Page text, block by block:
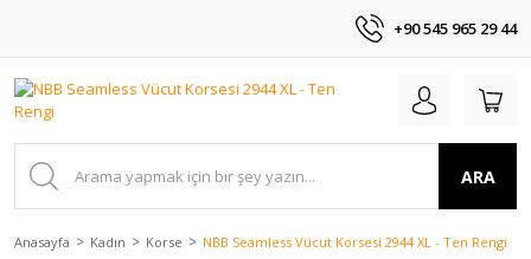
+90 545 965 29 44
ARA
Anasayfa Kadın Korse NBB Seamless Vücut Korsesi 2944 XL - Ten Rengi